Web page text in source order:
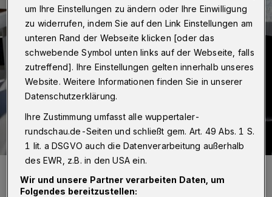
Symbolbild.
Foto: Polizei/Jochen Tack
um Ihre Einstellungen zu ändern oder Ihre Einwilligung
zu widerrufen, indem Sie auf den Link Einstellungen am
unteren Rand der Webseite klicken [oder das
schwebende Symbol unten links auf der Webseite, falls
zutreffend]. Ihre Einstellungen gelten innerhalb unseres
Website. Weitere Informationen finden Sie in unserer
Datenschutzerklärung.
Ihre Zustimmung umfasst alle wuppertaler-
rundschau.de-Seiten und schließt gem. Art. 49 Abs. 1 S.
1 lit. a DSGVO auch die Datenverarbeitung außerhalb
des EWR, z.B. in den USA ein.
Wir und unsere Partner verarbeiten Daten, um
Folgendes bereitzustellen: